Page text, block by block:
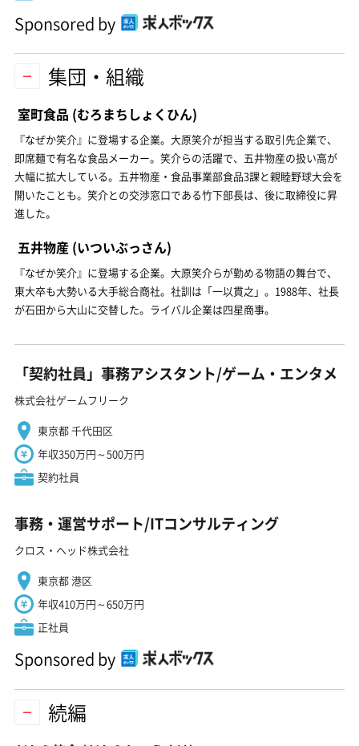
Sponsored by
集団・組織
室町食品 (むろまちしょくひん)
『なぜか笑介』に登場する企業。大原笑介が担当する取引先企業で、
即席麺で有名な食品メーカー。笑介らの活躍で、五井物産の扱い高が
大幅に拡大している。五井物産・食品事業部食品3課と親睦野球大会を
開いたことも。笑介との交渉窓口である竹下部長は、後に取締役に昇
進した。
五井物産 (いついぶっさん)
『なぜか笑介』に登場する企業。大原笑介らが勤める物語の舞台で、
東大卒も大勢いる大手総合商社。社訓は「一以貫之」。1988年、社長
が石田から大山に交替した。ライバル企業は四星商事。
「契約社員」事務アシスタント/ゲーム・エンタメ
株式会社ゲームフリーク
東京都 千代田区
年収350万円～500万円
契約社員
事務・運営サポート/ITコンサルティング
クロス・ヘッド株式会社
東京都 港区
年収410万円～650万円
正社員
Sponsored by
続編